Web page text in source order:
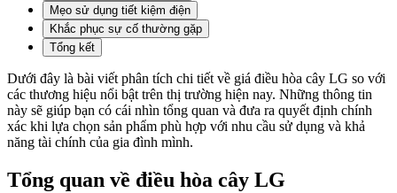
Mẹo sử dụng tiết kiệm điện
Khắc phục sự cố thường gặp
Tổng kết
Dưới đây là bài viết phân tích chi tiết về giá điều hòa cây LG so với
các thương hiệu nổi bật trên thị trường hiện nay. Những thông tin
này sẽ giúp bạn có cái nhìn tổng quan và đưa ra quyết định chính
xác khi lựa chọn sản phẩm phù hợp với nhu cầu sử dụng và khả
năng tài chính của gia đình mình.
Tổng quan về điều hòa cây LG